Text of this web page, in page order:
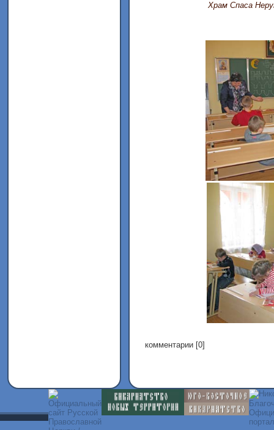
Храм Спаса
комментарии [0]